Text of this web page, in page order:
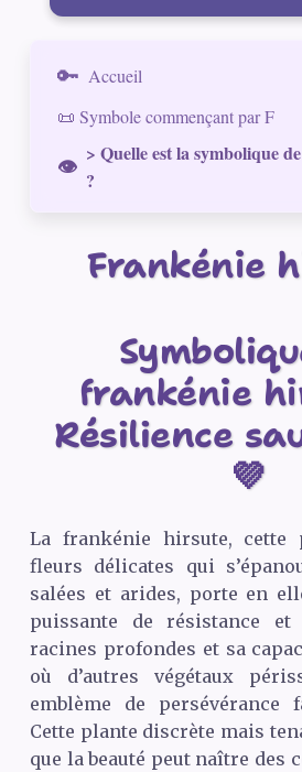
Accueil
📜 Symbole commençant par F
> Quelle est la symbolique
?
Frankénie
frankénie
Résilience
💜
La frankénie hirsute, cette
fleurs délicates qui
salées et arides, porte en
puissante de résistance et
racines profondes et sa
où d’autres végétaux
emblème de persévérance
Cette plante discrète mais
que la beauté peut naître des